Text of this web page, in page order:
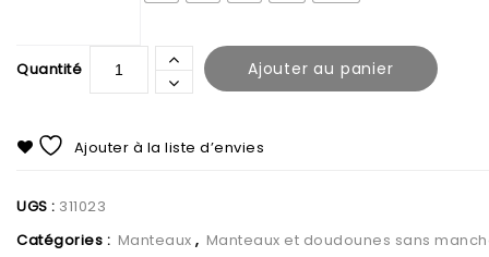
Ajouter au panier
Ajouter à la liste d’envies
UGS : 311023
Catégories : Manteaux , Manteaux et doudounes sans